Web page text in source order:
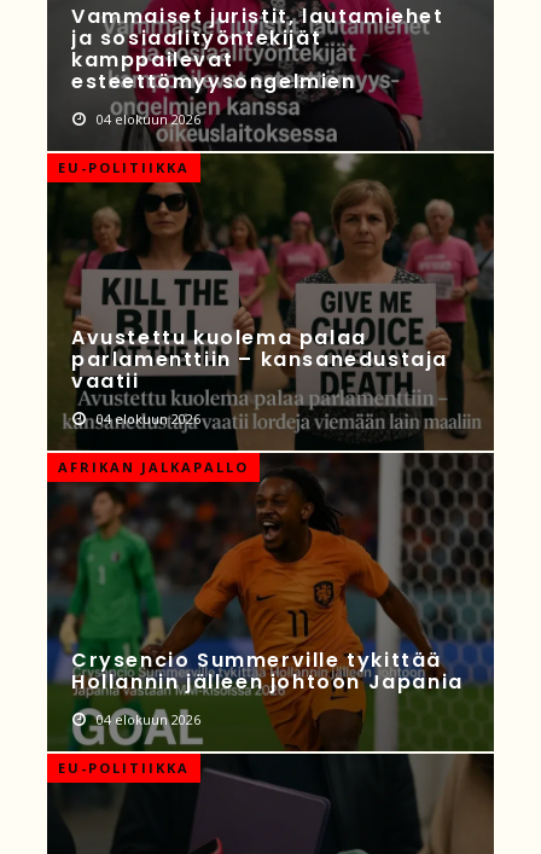
Vammaiset juristit, lautamiehet
ja sosiaalityöntekijät
kamppailevat
esteettömyysongelmien
04 elokuun 2026
EU-POLITIIKKA
Avustettu kuolema palaa
parlamenttiin – kansanedustaja
vaatii
04 elokuun 2026
AFRIKAN JALKAPALLO
Crysencio Summerville tykittää
Hollannin jälleen johtoon Japania
04 elokuun 2026
EU-POLITIIKKA